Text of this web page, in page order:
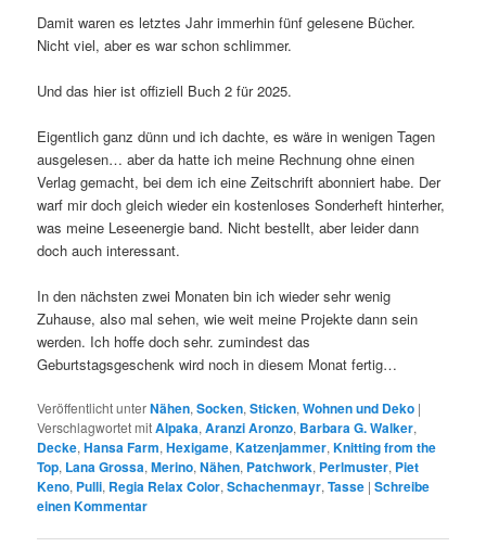
Damit waren es letztes Jahr immerhin fünf gelesene Bücher.
Nicht viel, aber es war schon schlimmer.
Und das hier ist offiziell Buch 2 für 2025.
Eigentlich ganz dünn und ich dachte, es wäre in wenigen Tagen
ausgelesen… aber da hatte ich meine Rechnung ohne einen
Verlag gemacht, bei dem ich eine Zeitschrift abonniert habe. Der
warf mir doch gleich wieder ein kostenloses Sonderheft hinterher,
was meine Leseenergie band. Nicht bestellt, aber leider dann
doch auch interessant.
In den nächsten zwei Monaten bin ich wieder sehr wenig
Zuhause, also mal sehen, wie weit meine Projekte dann sein
werden. Ich hoffe doch sehr. zumindest das
Geburtstagsgeschenk wird noch in diesem Monat fertig…
Veröffentlicht unterNähen,Socken,Sticken,Wohnen und Deko |
Verschlagwortet mitAlpaka,Aranzi Aronzo, Barbara G. Walker,
Decke,Hansa Farm,Hexigame,Katzenjammer,Knitting from the
Top, Lana Grossa,Merino,Nähen, Patchwork, Perlmuster, Piet
Keno, Pulli, Regia Relax Color,Schachenmayr,Tasse |Schreibe
einen Kommentar